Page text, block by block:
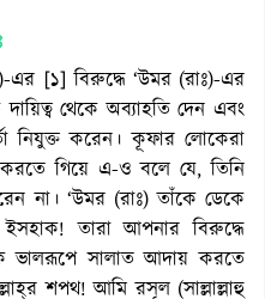
এর [১] বিরুদ্ধে ‘উমর (রাঃ)-এর
থেকে অব্যাহতি দেন এবং
নিযুক্ত করেন। কূফার লোকেরা
গিয়ে এ-ও বলে যে, তিনি
না। ‘উমর (রাঃ) তাঁকে ডেকে
তারা আপনার বিরুদ্ধে
ভালরূপে সালাত আদায় করতে
শপথ! আমি রসূল (সাল্লাল্লাহু